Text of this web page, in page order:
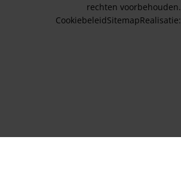
rechten voorbehouden.
CookiebeleidSitemapRealisatie: